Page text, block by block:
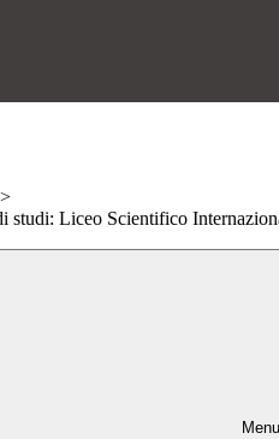
>
studi: Liceo Scientifico